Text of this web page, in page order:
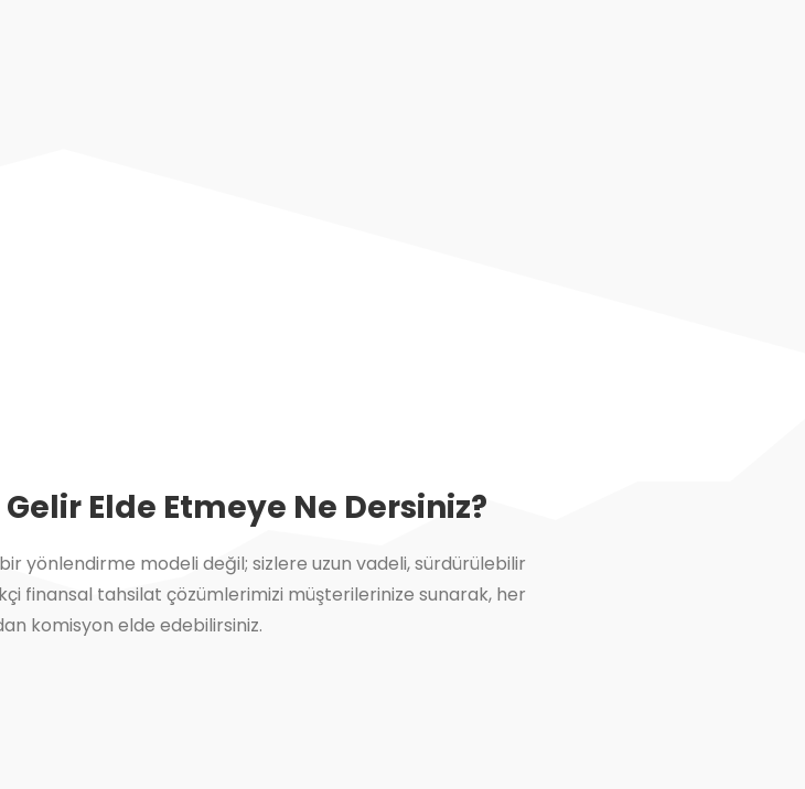
Elde Etmeye Ne Dersiniz?
yönlendirme modeli değil; sizlere uzun vadeli, sürdürülebilir
finansal tahsilat çözümlerimizi müşterilerinize sunarak, her
komisyon elde edebilirsiniz.